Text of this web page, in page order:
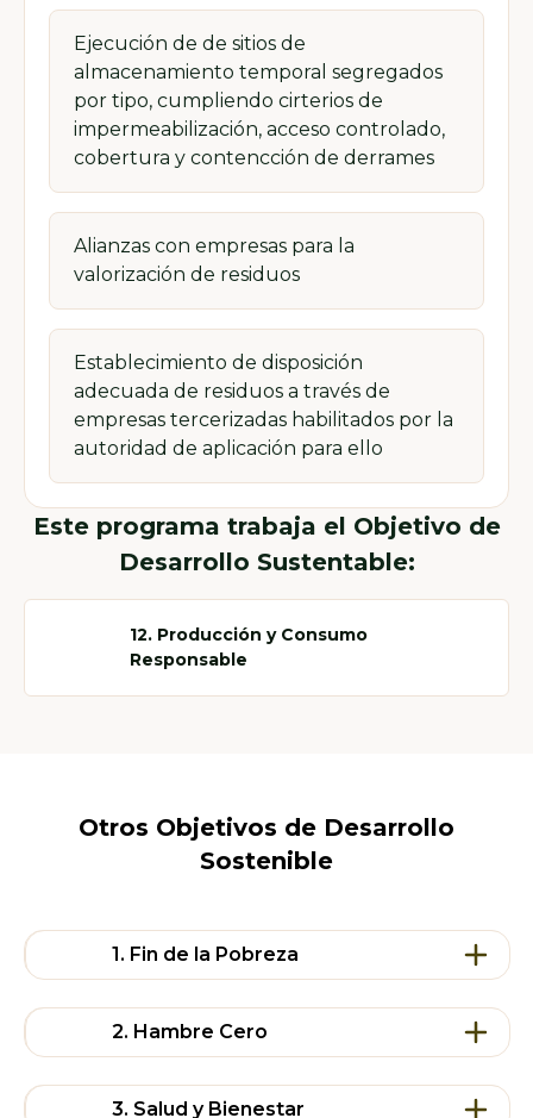
Ejecución de de sitios de
almacenamiento temporal segregados
por tipo, cumpliendo cirterios de
impermeabilización, acceso controlado,
cobertura y contencción de derrames
Alianzas con empresas para la
valorización de residuos
Establecimiento de disposición
adecuada de residuos a través de
empresas tercerizadas habilitados por la
autoridad de aplicación para ello
Este programa trabaja el Objetivo de
Desarrollo Sustentable:
12. Producción y Consumo
Responsable
Otros Objetivos de Desarrollo
Sostenible
1. Fin de la Pobreza
proporción de hombres, mujeres, niños y
2. Hambre Cero
3. Salud y Bienestar